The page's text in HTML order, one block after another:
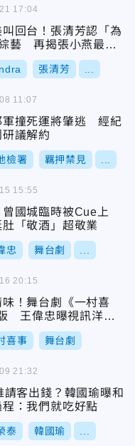
回台！張清芳認「為
藝 再揭張小燕最新
張清芳
17:04
軍撞死運將肇逃 經紀
議解約
檢署 羈押禁見
11:07
曾國城臨時被Cue上
「敬酒」超敬業
忠 舞台劇
15:55
！舞台劇《一村喜
王偉忠曝視訊洋女
喜事 舞台劇
20:15
請客出錢？韓國瑜曝和
：我們就吃好點
泰 韓國瑜
21:32